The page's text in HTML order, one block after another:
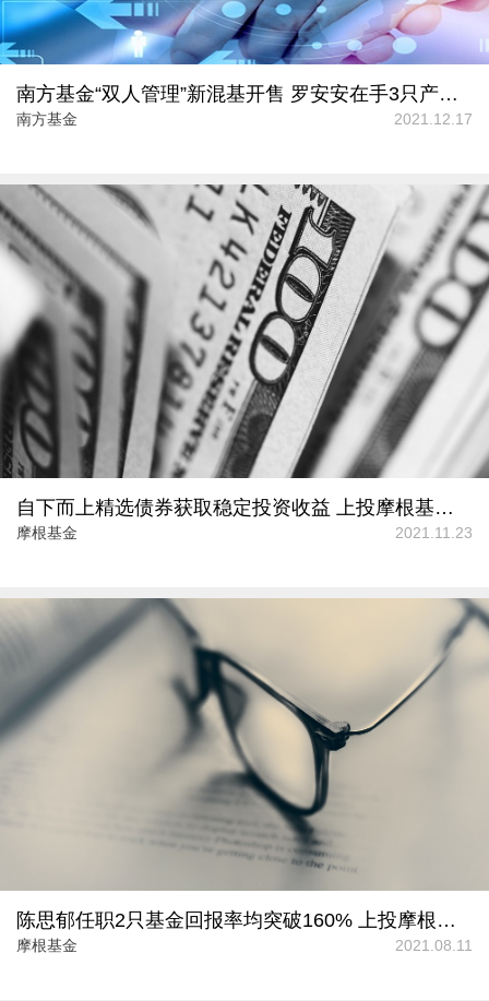
南方基金“双人管理”新混基开售 罗安安在手3只产品回报率破百
南方基金 2021.12.17
自下而上精选债券获取稳定投资收益 上投摩根基金新债基发行
摩根基金 2021.11.23
陈思郁任职2只基金回报率均突破160% 上投摩根基金为其发新基
摩根基金 2021.08.11